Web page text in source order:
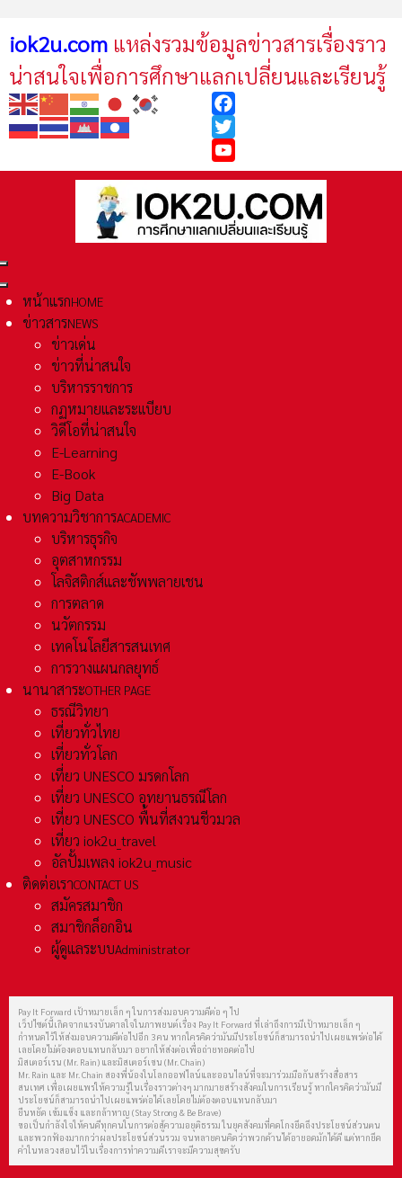
iok2u.com แหล่งรวมข้อมูลข่าวสารเรื่องราว
น่าสนใจเพื่อการศึกษาแลกเปลี่ยนและเรียนรู้
Facebook
Twitter
YouTube
หน้าแรกHOME
ข่าวสารNEWS
ข่าวเด่น
ข่าวที่น่าสนใจ
บริหารราชการ
กฏหมายและระเเบียบ
วิดีโอที่น่าสนใจ
E-Learning
E-Book
Big Data
บทความวิชาการACADEMIC
บริหารธุรกิจ
อุตสาหกรรม
โลจิสติกส์และชัพพลายเชน
การตลาด
นวัตกรรม
เทคโนโลยีสารสนเทศ
การวางแผนกลยุทธ์
นานาสาระOTHER PAGE
ธรณีวิทยา
เที่ยวทั่วไทย
เที่ยวทั่วโลก
เที่ยว UNESCO มรดกโลก
เที่ยว UNESCO อุทยานธรณีโลก
เที่ยว UNESCO พื้นที่สงวนชีวมวล
เที่ยว iok2u_travel
อัลปั้มเพลง iok2u_music
ติดต่อเราCONTACT US
สมัครสมาชิก
สมาชิกล็อกอิน
ผู้ดูแลระบบAdministrator
Pay It Forward เป้าหมายเล็ก ๆ ในการส่งมอบความดีต่อ ๆ ไป
เว็ปไซต์นี้เกิดจากแรงบันดาลใจในภาพยนต์เรื่อง Pay It Forward ที่เล่าถึงการมีเป้าหมายเล็ก ๆ
กำหนดไว้ให้ส่งมอบความดีต่อไปอีก 3 คน หากใครคิดว่ามันมีประโยชน์ก็สามารถนำไปเผยแพร่ต่อได้
เลยโดยไม่ต้องตอบแทนกลับมา อยากให้ส่งต่อเพื่อถ่ายทอดต่อไป
มิสเตอร์เรน (Mr. Rain) และมิสเตอร์เชน (Mr. Chain)
Mr. Rain และ Mr. Chain สองพี่น้องในโลกออฟไลน์และออนไลน์ที่จะมาร่วมมือกันสร้างสื่อสาร
สนเทศ เพื่อเผยแพร่ให้ความรู้ในเรื่องราวต่างๆ มากมายสร้างสังคมในการเรียนรู้ หากใครคิดว่ามันมี
ประโยชน์ก็สามารถนำไปเผยแพร่ต่อได้เลยโดยไม่ต้องตอบแทนกลับมา
ยืนหยัด เข้มแข็ง และกล้าหาญ (Stay Strong & Be Brave)
ขอเป็นกำลังใจให้คนดีทุกคนในการต่อสู้ความอยุติธรรม ในยุคสังคมที่คดโกงยึดถึงประโยชน์ส่วนตน
และพวกฟ้องมากกว่าผลประโยชน์ส่วนรวม จนหลายคนคิดว่าพวกด้านได้อายอดมักได้ดี แต่หากยึด
คำในหลวงสอนไว้ในเรื่องการทำความดีเราจะมีความสุขครับ